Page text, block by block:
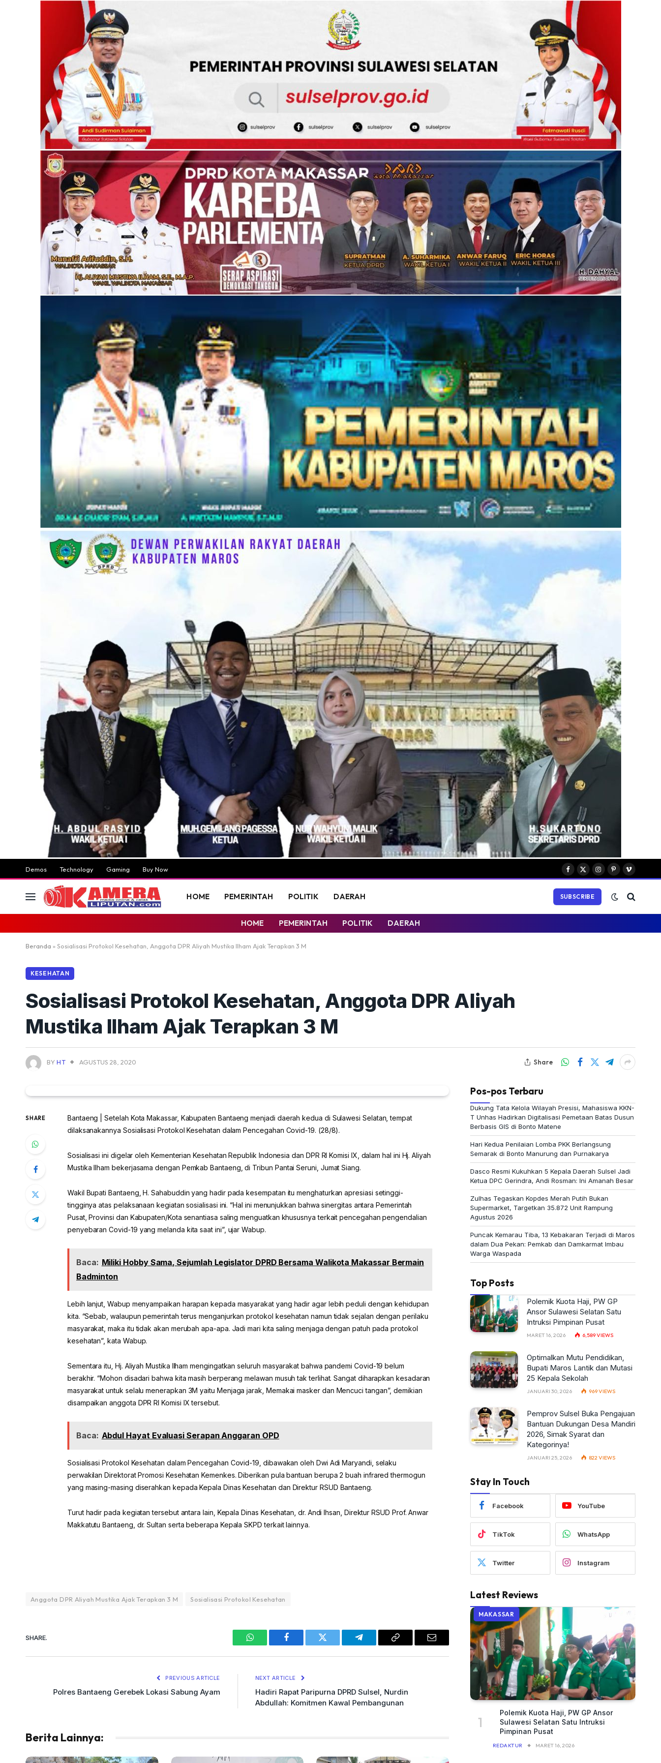
Demos Technology Gaming Buy Now
Facebook
X
Instagram
PinterestVimeo
HOME PEMERINTAH POLITIK DAERAH SUBSCRIBE
HOME PEMERINTAH POLITIK DAERAH
Beranda » Sosialisasi Protokol Kesehatan, Anggota DPR Aliyah Mustika Ilham Ajak Terapkan 3 M
KESEHATAN
Sosialisasi Protokol Kesehatan, Anggota DPR Aliyah
Mustika Ilham Ajak Terapkan 3 M
BY HT AGUSTUS 28, 2020 Share
SHARE
Bantaeng | Setelah Kota Makassar, Kabupaten Bantaeng menjadi daerah kedua di Sulawesi Selatan, tempat
dilaksanakannya Sosialisasi Protokol Kesehatan dalam Pencegahan Covid-19. (28/8).
Sosialisasi ini digelar oleh Kementerian Kesehatan Republik Indonesia dan DPR RI Komisi IX, dalam hal ini Hj. Aliyah
Mustika Ilham bekerjasama dengan Pemkab Bantaeng, di Tribun Pantai Seruni, Jumat Siang.
Wakil Bupati Bantaeng, H. Sahabuddin yang hadir pada kesempatan itu menghaturkan apresiasi setinggi-
tingginya atas pelaksanaan kegiatan sosialisasi ini. “Hal ini menunjukkan bahwa sinergitas antara Pemerintah
Pusat, Provinsi dan Kabupaten/Kota senantiasa saling menguatkan khususnya terkait pencegahan pengendalian
penyebaran Covid-19 yang melanda kita saat ini”, ujar Wabup.
Baca: Miliki Hobby Sama, Sejumlah Legislator DPRD Bersama Walikota Makassar Bermain
Badminton
Lebih lanjut, Wabup menyampaikan harapan kepada masyarakat yang hadir agar lebih peduli dengan kehidupan
kita. “Sebab, walaupun pemerintah terus menganjurkan protokol kesehatan namun tidak sejalan dengan perilaku
masyarakat, maka itu tidak akan merubah apa-apa. Jadi mari kita saling menjaga dengan patuh pada protokol
kesehatan”, kata Wabup.
Sementara itu, Hj. Aliyah Mustika Ilham mengingatkan seluruh masyarakat bahwa pandemi Covid-19 belum
berakhir. “Mohon disadari bahwa kita masih berperang melawan musuh tak terlihat. Sangat diharapkan kesadaran
masyarakat untuk selalu menerapkan 3M yaitu Menjaga jarak, Memakai masker dan Mencuci tangan”, demikian
disampaikan anggota DPR RI Komisi IX tersebut.
Baca: Abdul Hayat Evaluasi Serapan Anggaran OPD
Sosialisasi Protokol Kesehatan dalam Pencegahan Covid-19, dibawakan oleh Dwi Adi Maryandi, selaku
perwakilan Direktorat Promosi Kesehatan Kemenkes. Diberikan pula bantuan berupa 2 buah infrared thermogun
yang masing-masing diserahkan kepada Kepala Dinas Kesehatan dan Direktur RSUD Bantaeng.
Turut hadir pada kegiatan tersebut antara lain, Kepala Dinas Kesehatan, dr. Andi Ihsan, Direktur RSUD Prof. Anwar
Makkatutu Bantaeng, dr. Sultan serta beberapa Kepala SKPD terkait lainnya.
Anggota DPR Aliyah Mustika Ajak Terapkan 3 M Sosialisasi Protokol Kesehatan
SHARE.
WhatsAppFacebook Twitter Telegram Copy
Email
PREVIOUS ARTICLE
Polres Bantaeng Gerebek Lokasi Sabung Ayam
NEXT ARTICLE
Hadiri Rapat Paripurna DPRD Sulsel, Nurdin
Abdullah: Komitmen Kawal Pembangunan
Berita Lainnya:
Pos-pos Terbaru
Dukung Tata Kelola Wilayah Presisi, Mahasiswa KKN-
T Unhas Hadirkan Digitalisasi Pemetaan Batas Dusun
Berbasis GIS di Bonto Matene
Hari Kedua Penilaian Lomba PKK Berlangsung
Semarak di Bonto Manurung dan Purnakarya
Dasco Resmi Kukuhkan 5 Kepala Daerah Sulsel Jadi
Ketua DPC Gerindra, Andi Rosman: Ini Amanah Besar
Zulhas Tegaskan Kopdes Merah Putih Bukan
Supermarket, Targetkan 35.872 Unit Rampung
Agustus 2026
Puncak Kemarau Tiba, 13 Kebakaran Terjadi di Maros
dalam Dua Pekan: Pemkab dan Damkarmat Imbau
Warga Waspada
Top Posts
Polemik Kuota Haji, PW GP
Ansor Sulawesi Selatan Satu
Intruksi Pimpinan Pusat
MARET 16, 2026 6,589VIEWS
Optimalkan Mutu Pendidikan,
Bupati Maros Lantik dan Mutasi
25 Kepala Sekolah
JANUARI 30, 2026 969VIEWS
Pemprov Sulsel Buka Pengajuan
Bantuan Dukungan Desa Mandiri
2026, Simak Syarat dan
Kategorinya!
JANUARI 25, 2026 822 VIEWS
Stay In Touch
Facebook YouTube
TikTok WhatsApp
Twitter Instagram
Latest Reviews
MAKASSAR
Polemik Kuota Haji, PW GP Ansor
Sulawesi Selatan Satu Intruksi
Pimpinan Pusat
REDAKTUR MARET 16, 2026